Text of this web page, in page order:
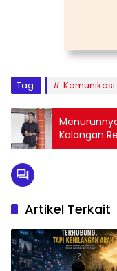
Tag: Komunikasi
Kalangan
Artikel Terkait